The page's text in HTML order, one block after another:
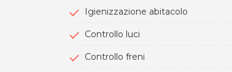
Igienizzazione abitacolo
Controllo luci
Controllo freni